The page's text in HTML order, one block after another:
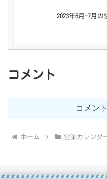
2023年6月-7月の
コメント
コメン
ホーム 営業カレンダ